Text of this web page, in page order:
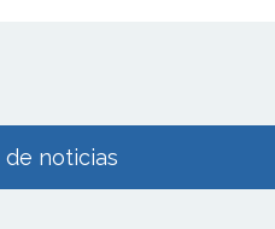
noticias